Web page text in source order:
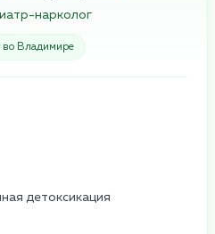
нарколог
во Владимире
детоксикация